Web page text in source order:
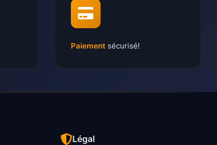
Paiement sécurisé!
Légal